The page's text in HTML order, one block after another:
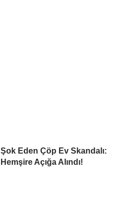
Şok Eden Çöp Ev Skandalı:
Hemşire Açığa Alındı!